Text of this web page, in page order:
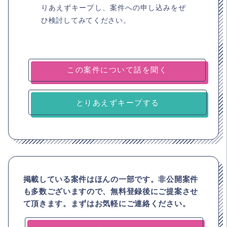
りあえずキープし、案件への申し込みをぜ
ひ検討してみてください。
とりあえずキープする
掲載している案件はほんの一部です。非公開案件
も多数ございますので、無料登録後にご提案させ
て頂きます。まずはお気軽にご連絡ください。